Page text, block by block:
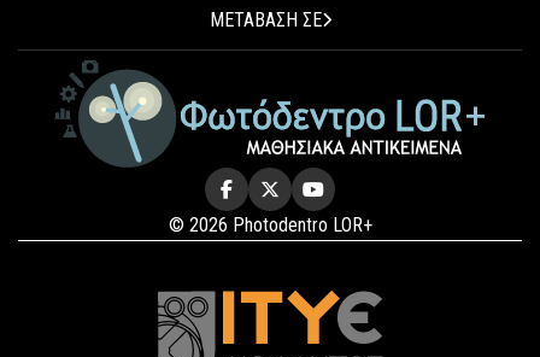
ΜΕΤΑΒΑΣΗ ΣΕ
© 2026 Photodentro LOR+